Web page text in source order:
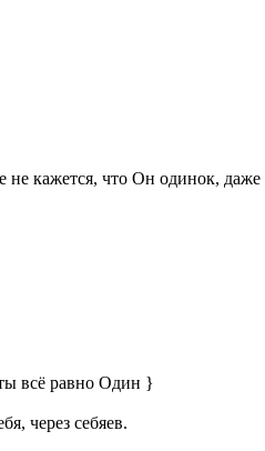
не кажется, что Он одинок,
всё равно Один }
через себяев.